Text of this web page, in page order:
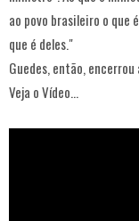
ao povo brasileiro o que
que é deles."
Guedes, então,
Veja o Vídeo...